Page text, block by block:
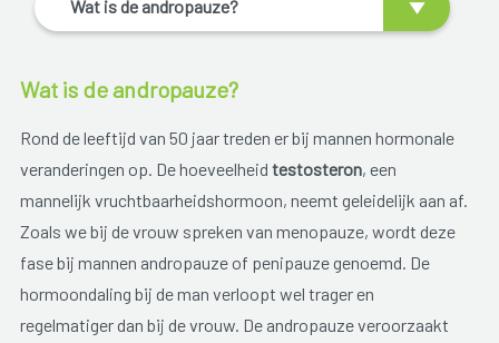
Wat is de andropauze?
Wat is de andropauze?
Rond de leeftijd van 50 jaar treden er bij mannen hormonale
veranderingen op. De hoeveelheid testosteron, een
mannelijk vruchtbaarheidshormoon, neemt geleidelijk aan af.
Zoals we bij de vrouw spreken van menopauze, wordt deze
fase bij mannen andropauze of penipauze genoemd. De
hormoondaling bij de man verloopt wel trager en
regelmatiger dan bij de vrouw. De andropauze veroorzaakt